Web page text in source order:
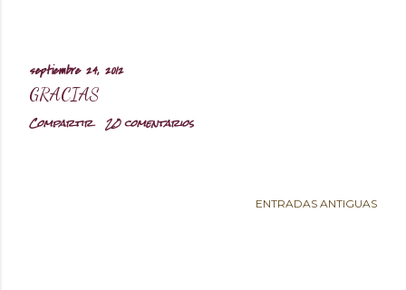
septiembre 24, 2012
GRACIAS
Compartir 20 comentarios
ENTRADAS ANTIGUAS